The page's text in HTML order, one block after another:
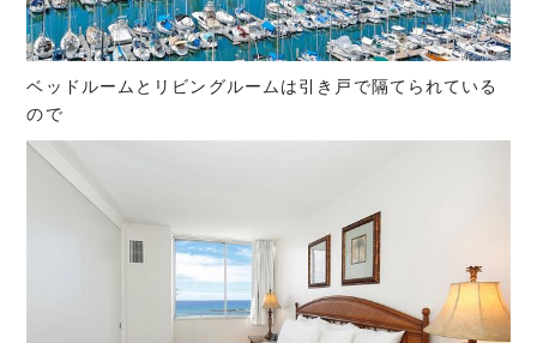
ベッドルームとリビングルームは引き戸で隔てられている
ので